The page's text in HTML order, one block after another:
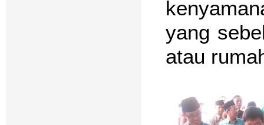
yang
atau